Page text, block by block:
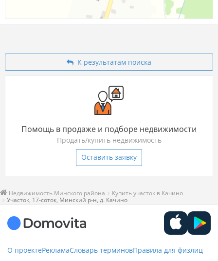
К результатам поиска
Помощь в продаже и подборе недвижимости
Продать/купить недвижимость
Оставить заявку
Недвижимость Минского района
Купить участок в Качино
Участок, 17-соток, Минский р-н, д. Качино
О проектеРекламаСловарь терминовПравила для физлиц